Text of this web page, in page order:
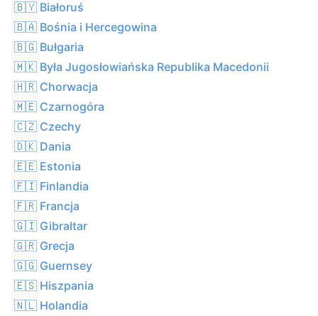
🇧🇾 Białoruś
🇧🇦 Bośnia i Hercegowina
🇧🇬 Bułgaria
🇲🇰 Była Jugosłowiańska Republika Macedonii
🇭🇷 Chorwacja
🇲🇪 Czarnogóra
🇨🇿 Czechy
🇩🇰 Dania
🇪🇪 Estonia
🇫🇮 Finlandia
🇫🇷 Francja
🇬🇮 Gibraltar
🇬🇷 Grecja
🇬🇬 Guernsey
🇪🇸 Hiszpania
🇳🇱 Holandia